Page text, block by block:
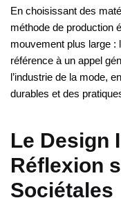
En choisissant des
méthode de production
mouvement plus large :
référence à un appel
l’industrie de la mode,
durables et des
Le Design
Réflexion
Sociétales